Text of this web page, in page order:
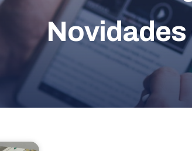
Novidades